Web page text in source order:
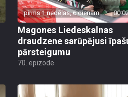
pirms 1 nedēļas, 6 dienām
Magones Liedeskalnas
draudzene sarūpējusi
pārsteigumu
70. epizode